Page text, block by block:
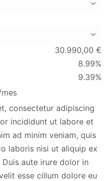
30.990,00 €
8.99%
9.39%
consectetur adipiscing
incididunt ut labore et
ad minim veniam, quis
laboris nisi ut aliquip ex
aute irure dolor in
esse cillum dolore eu